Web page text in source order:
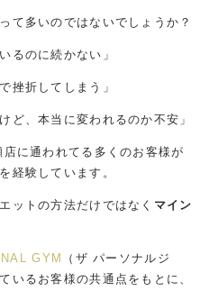
て多いのではないでしょうか？
るのに続かない」
挫折してしまう」
ど、本当に変われるのか不安」
に通われてる多くのお客様が
経験しています。
ットの方法だけではなく マイン
GYM
（ザ パーソナルジ
いるお客様の共通点をもとに、